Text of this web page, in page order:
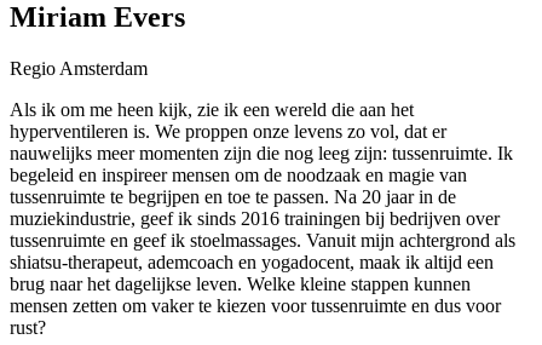
Miriam Evers
Regio Amsterdam
Als ik om me heen kijk, zie ik een wereld die aan het
hyperventileren is. We proppen onze levens zo vol, dat er
nauwelijks meer momenten zijn die nog leeg zijn: tussenruimte. Ik
begeleid en inspireer mensen om de noodzaak en magie van
tussenruimte te begrijpen en toe te passen. Na 20 jaar in de
muziekindustrie, geef ik sinds 2016 trainingen bij bedrijven over
tussenruimte en geef ik stoelmassages. Vanuit mijn achtergrond als
shiatsu-therapeut, ademcoach en yogadocent, maak ik altijd een
brug naar het dagelijkse leven. Welke kleine stappen kunnen
mensen zetten om vaker te kiezen voor tussenruimte en dus voor
rust?